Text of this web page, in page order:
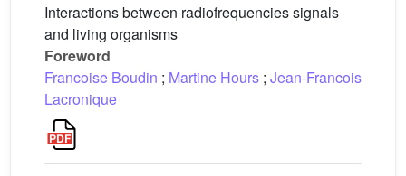
Interactions between radiofrequencies signals
and living organisms
Foreword
Francoise Boudin ; Martine Hours ; Jean-Francois
Lacronique